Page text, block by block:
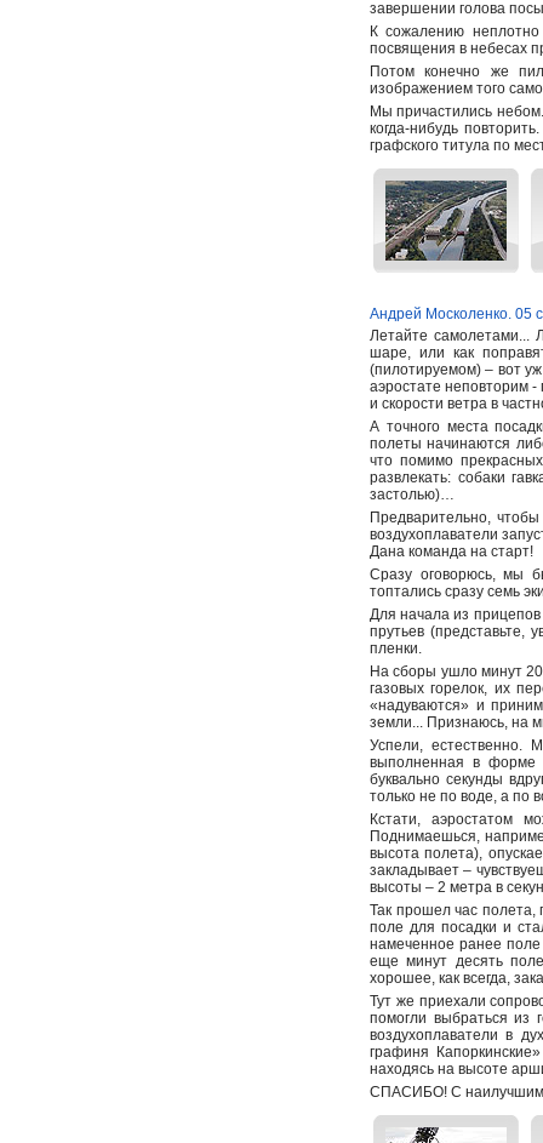
завершении голова
К сожалению
посвящения в небесах
Потом конечно же
изображением того
Мы причастились
когда-нибудь
графского титула по
Андрей Москоленко. 05
Летайте самолетами...
шаре, или как
(пилотируемом) – вот
аэростате неповторим
и скорости ветра в
А точного места
полеты начинаются
что помимо
развлекать: собаки
застолью)…
Предварительно,
воздухоплаватели
Дана команда на старт!
Сразу оговорюсь, мы
топтались сразу семь
Для начала из
прутьев (представьте,
пленки.
На сборы ушло минут
газовых горелок, их
«надуваются» и
земли... Признаюсь, на
Успели, естественно.
выполненная в форме
буквально секунды
только не по воде, а по
Кстати, аэростатом
Поднимаешься,
высота полета),
закладывает –
высоты – 2 метра в
Так прошел час
поле для посадки и
намеченное ранее
еще минут десять
хорошее, как всегда,
Тут же приехали
помогли выбраться из
воздухоплаватели в
графиня
находясь на высоте
СПАСИБО! С